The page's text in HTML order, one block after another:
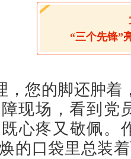
“三个先锋”
，您的脚还肿着
现场，看到党
心疼又敬佩。
的口袋里总装